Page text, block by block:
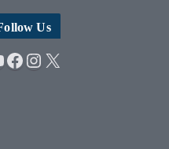
Us
Facebook
Instagram
X